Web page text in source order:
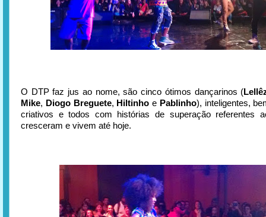
O DTP faz jus ao nome, são cinco ótimos dançarinos (
Mike, Diogo Breguete, Hiltinho e Pablinho), inteligentes,
criativos e todos com histórias de superação referentes
cresceram e vivem até hoje.